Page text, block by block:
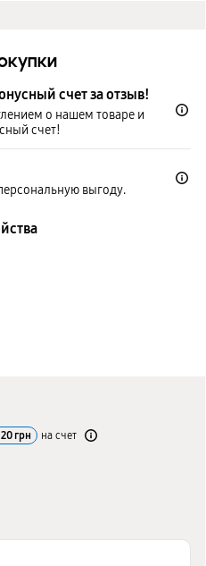
счет за отзыв!
о нашем товаре и
счет!
выгоду.
20 грн на счет